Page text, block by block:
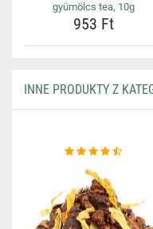
gyümölcs tea, 10g
953 Ft
INNE PRODUKTY Z